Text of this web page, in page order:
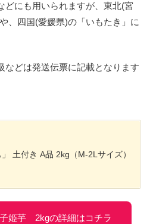
どにも用いられますが、東北(宮
、四国(愛媛県)の「いもたき」に
どは発送伝票に記載となります
土付き A品 2kg（M-2Lサイズ）
姫芋 2kgの詳細はコチラ